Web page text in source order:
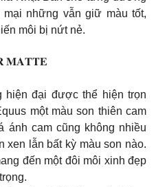
mại những vẫn giữ màu tốt,
môi bị nứt nẻ.
𝐌𝐀𝐓𝐓𝐄
hiện đại được thể hiện trọn
một màu son thiên cam
ánh cam cũng không nhiều
xen lẫn bất kỳ màu son nào.
đến một đôi môi xinh đẹp